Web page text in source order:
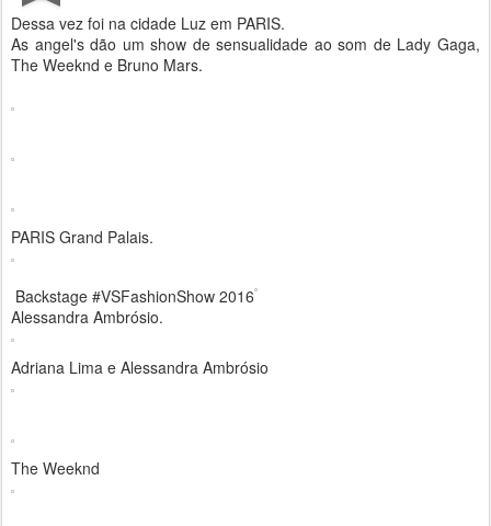
Dessa vez foi na cidade Luz em PARIS.
As angel's dão um show de sensualidade ao som de Lady Gaga,
The Weeknd e Bruno Mars.
PARIS Grand Palais.
Backstage #VSFashionShow 2016
Alessandra Ambrósio.
Adriana Lima e Alessandra Ambrósio
The Weeknd